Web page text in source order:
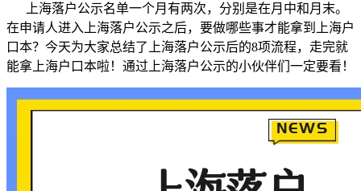
上海落户公示名单一个月有两次，分别是在月中和月末。
在申请人进入上海落户公示之后，要做哪些事才能拿到上海户
口本？今天为大家总结了上海落户公示后的8项流程，走完就
能拿上海户口本啦！通过上海落户公示的小伙伴们一定要看！